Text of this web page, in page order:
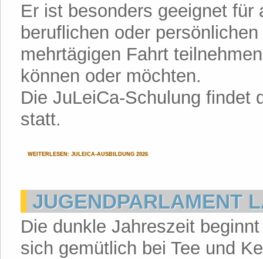
Er ist besonders geeignet für
beruflichen oder
mehrtägigen Fahrt
können oder möchten.
Die JuLeiCa-Schulung findet
statt.
WEITERLESEN: JULEICA-AUSBILDUNG 2026
JUGENDPARLAMENT
Die dunkle Jahreszeit
sich gemütlich bei Tee und